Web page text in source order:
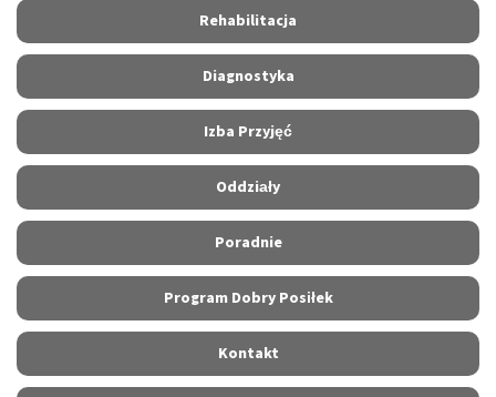
Rehabilitacja
Diagnostyka
Izba Przyjęć
Oddziały
Poradnie
Program Dobry Posiłek
Kontakt